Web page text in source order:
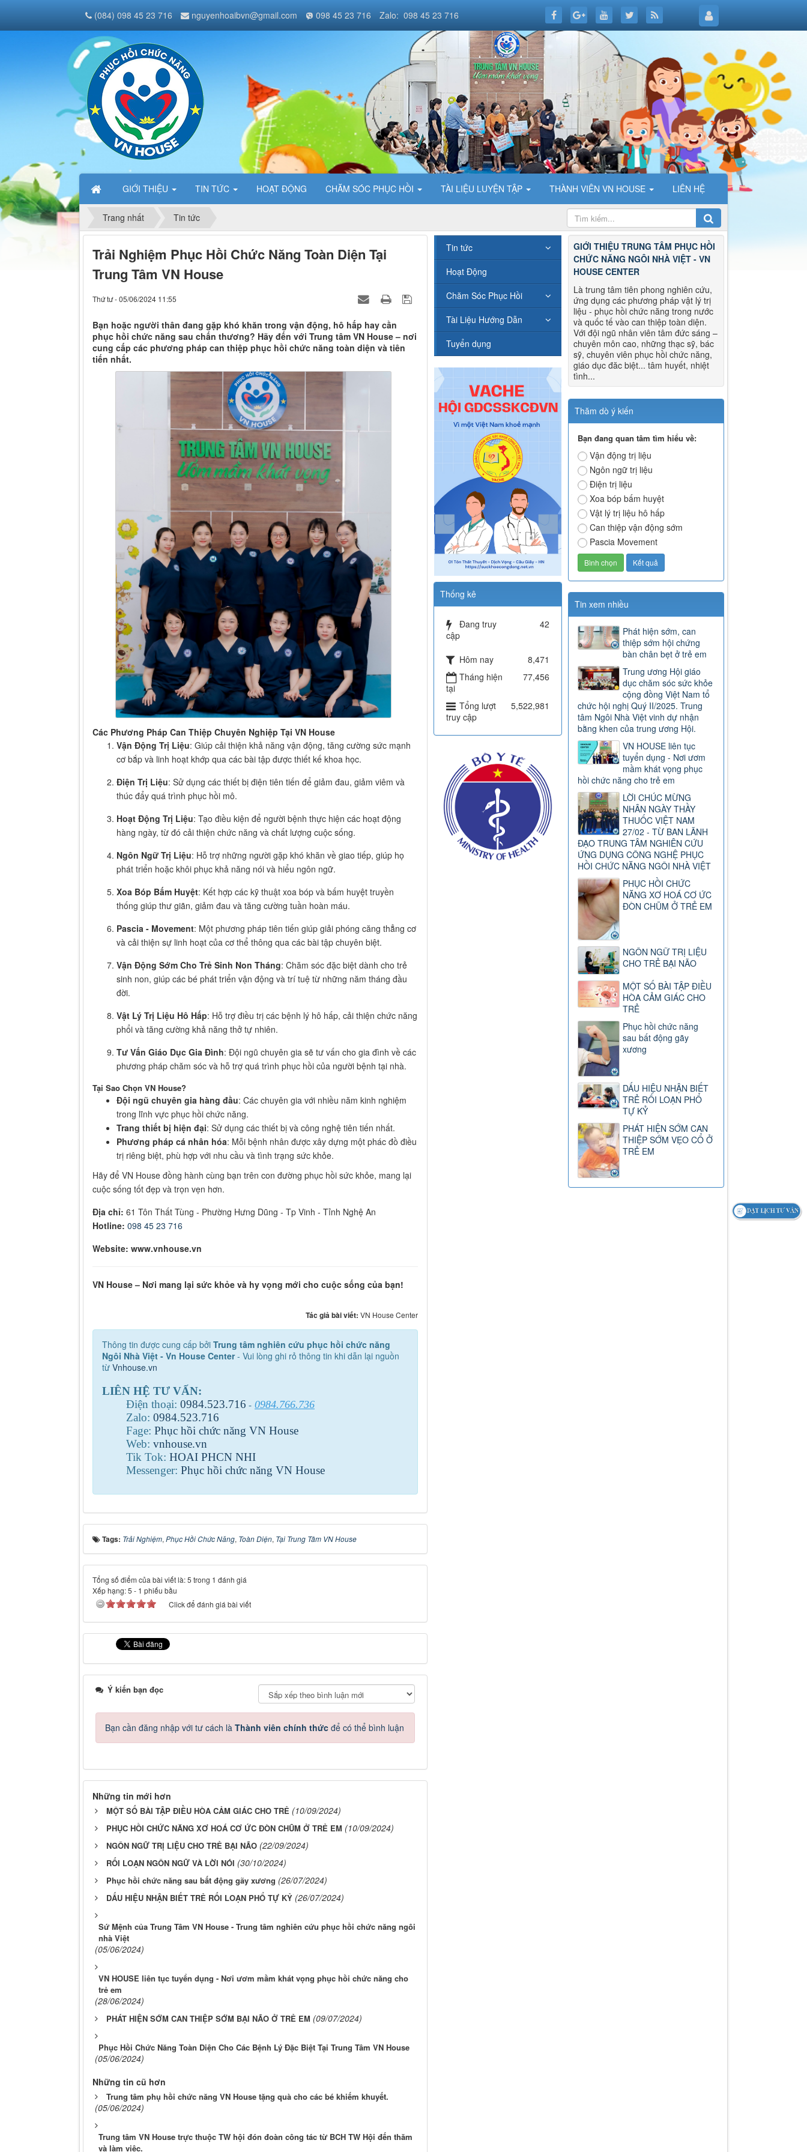
GIỚI THIỆU TIN TỨC HOẠT ĐỘNG CHĂM SÓC PHỤC HỒI TÀI LIỆU LUYỆN TẬP THÀNH VIÊN VN HOUSE LIÊN HỆ
(084) 098 45 23 716 nguyenhoaibvn@gmail.com 098 45 23 716 Zalo: 098 45 23 716
Trang nhất Tin tức
Trải Nghiệm Phục Hồi Chức Năng Toàn Diện Tại
Trung Tâm VN House
Thứ tư - 05/06/2024 11:55
Bạn hoặc người thân đang gặp khó khăn trong vận động, hô hấp hay cần
phục hồi chức năng sau chấn thương? Hãy đến với Trung tâm VN House – nơi
cung cấp các phương pháp can thiệp phục hồi chức năng toàn diện và tiên
tiến nhất.
Các Phương Pháp Can Thiệp Chuyên Nghiệp Tại VN House
Vận Động Trị Liệu: Giúp cải thiện khả năng vận động, tăng cường sức mạnh
cơ bắp và linh hoạt khớp qua các bài tập được thiết kế khoa học.
Điện Trị Liệu: Sử dụng các thiết bị điện tiên tiến để giảm đau, giảm viêm và
thúc đẩy quá trình phục hồi mô.
Hoạt Động Trị Liệu: Tạo điều kiện để người bệnh thực hiện các hoạt động
hàng ngày, từ đó cải thiện chức năng và chất lượng cuộc sống.
Ngôn Ngữ Trị Liệu: Hỗ trợ những người gặp khó khăn về giao tiếp, giúp họ
phát triển hoặc khôi phục khả năng nói và hiểu ngôn ngữ.
Xoa Bóp Bấm Huyệt: Kết hợp các kỹ thuật xoa bóp và bấm huyệt truyền
thống giúp thư giãn, giảm đau và tăng cường tuần hoàn máu.
Pascia - Movement: Một phương pháp tiên tiến giúp giải phóng căng thẳng cơ
và cải thiện sự linh hoạt của cơ thể thông qua các bài tập chuyên biệt.
Vận Động Sớm Cho Trẻ Sinh Non Tháng: Chăm sóc đặc biệt dành cho trẻ
sinh non, giúp các bé phát triển vận động và trí tuệ từ những năm tháng đầu
đời.
Vật Lý Trị Liệu Hô Hấp: Hỗ trợ điều trị các bệnh lý hô hấp, cải thiện chức năng
phổi và tăng cường khả năng thở tự nhiên.
Tư Vấn Giáo Dục Gia Đình: Đội ngũ chuyên gia sẽ tư vấn cho gia đình về các
phương pháp chăm sóc và hỗ trợ quá trình phục hồi của người bệnh tại nhà.
Tại Sao Chọn VN House?
Đội ngũ chuyên gia hàng đầu: Các chuyên gia với nhiều năm kinh nghiệm
trong lĩnh vực phục hồi chức năng.
Trang thiết bị hiện đại: Sử dụng các thiết bị và công nghệ tiên tiến nhất.
Phương pháp cá nhân hóa: Mỗi bệnh nhân được xây dựng một phác đồ điều
trị riêng biệt, phù hợp với nhu cầu và tình trạng sức khỏe.
Hãy để VN House đồng hành cùng bạn trên con đường phục hồi sức khỏe, mang lại
cuộc sống tốt đẹp và trọn vẹn hơn.
Địa chỉ: 61 Tôn Thất Tùng - Phường Hưng Dũng - Tp Vinh - Tỉnh Nghệ An
Hotline: 098 45 23 716
Website: www.vnhouse.vn
VN House – Nơi mang lại sức khỏe và hy vọng mới cho cuộc sống của bạn!
Tác giả bài viết: VN House Center
Thông tin được cung cấp bởi Trung tâm nghiên cứu phục hồi chức năng
Ngôi Nhà Việt - Vn House Center- Vui lòng ghi rỏ thông tin khi dẫn lại nguồn
từ Vnhouse.vn
LIÊN HỆ TƯ VẤN:
Điện thoại: 0984.523.716 - 0984.766.736
Zalo: 0984.523.716
Fage: Phục hồi chức năng VN House
Web: vnhouse.vn
Tik Tok: HOAI PHCN NHI
Messenger: Phục hồi chức năng VN House
Tags: Trải Nghiệm,Phục Hồi Chức Năng, Toàn Diện, Tại Trung Tâm VN House
Tổng số điểm của bài viết là: 5 trong 1 đánh giá
Xếp hạng:5 - 1 phiếu bầu
Click để đánh giá bài viết
Ý kiến bạn đọc
Bạn cần đăng nhập với tư cách là Thành viên chính thức để có thể bình luận
Những tin mới hơn
MỘT SỐ BÀI TẬP ĐIỀU HÒA CẢM GIÁC CHO TRẺ (10/09/2024)
PHỤC HỒI CHỨC NĂNG XƠ HOÁ CƠ ỨC ĐÒN CHŨM Ở TRẺ EM (10/09/2024)
NGÔN NGỮ TRỊ LIỆU CHO TRẺ BẠI NÃO (22/09/2024)
RỐI LOẠN NGÔN NGỮ VÀ LỜI NÓI (30/10/2024)
Phục hồi chức năng sau bất động gãy xương (26/07/2024)
DẤU HIỆU NHẬN BIẾT TRẺ RỐI LOẠN PHỔ TỰ KỶ (26/07/2024)
Sứ Mệnh của Trung Tâm VN House - Trung tâm nghiên cứu phục hồi chức năng ngôi
nhà Việt
(05/06/2024)
VN HOUSE liên tục tuyển dụng - Nơi ươm mầm khát vọng phục hồi chức năng cho
trẻ em
(28/06/2024)
PHÁT HIỆN SỚM CAN THIỆP SỚM BẠI NÃO Ở TRẺ EM (09/07/2024)
Phục Hồi Chức Năng Toàn Diện Cho Các Bệnh Lý Đặc Biệt Tại Trung Tâm VN House
(05/06/2024)
Những tin cũ hơn
Trung tâm phụ hồi chức năng VN House tặng quà cho các bé khiếm khuyết.
(05/06/2024)
Trung tâm VN House trực thuộc TW hội đón đoàn công tác từ BCH TW Hội đến thăm
và làm việc.
GIỚI THIỆU TRUNG TÂM PHỤC HỒI
CHỨC NĂNG NGÔI NHÀ VIỆT - VN
HOUSE CENTER
Là trung tâm tiên phong nghiên cứu,
ứng dụng các phương pháp vật lý trị
liệu - phục hồi chức năng trong nước
và quốc tế vào can thiệp toàn diện.
Với đội ngũ nhân viên tâm đức sáng –
chuyên môn cao, những thạc sỹ, bác
sỹ, chuyên viên phục hồi chức năng,
giáo dục đăc biệt... tâm huyết, nhiệt
tình...
Thăm dò ý kiến
Bạn đang quan tâm tìm hiểu về:
Vận động trị liệu
Ngôn ngữ trị liệu
Điện trị liệu
Xoa bóp bấm huyệt
Vật lý trị liệu hô hấp
Can thiệp vận động sớm
Pascia Movement
Tin xem nhiều
Phát hiện sớm, can
thiệp sớm hội chứng
bàn chân bẹt ở trẻ em
Trung ương Hội giáo
dục chăm sóc sức khỏe
cộng đồng Việt Nam tổ
chức hội nghị Quý II/2025. Trung
tâm Ngôi Nhà Việt vinh dự nhận
bằng khen của trung ương Hội.
VN HOUSE liên tục
tuyển dụng - Nơi ươm
mầm khát vọng phục
hồi chức năng cho trẻ em
LỜI CHÚC MỪNG
NHÂN NGÀY THẦY
THUỐC VIỆT NAM
27/02 - TỪ BAN LÃNH
ĐẠO TRUNG TÂM NGHIÊN CỨU
ỨNG DỤNG CÔNG NGHỆ PHỤC
HỒI CHỨC NĂNG NGÔI NHÀ VIỆT
PHỤC HỒI CHỨC
NĂNG XƠ HOÁ CƠ ỨC
ĐÒN CHŨM Ở TRẺ EM
NGÔN NGỮ TRỊ LIỆU
CHO TRẺ BẠI NÃO
MỘT SỐ BÀI TẬP ĐIỀU
HÒA CẢM GIÁC CHO
TRẺ
Phục hồi chức năng
sau bất động gãy
xương
DẤU HIỆU NHẬN BIẾT
TRẺ RỐI LOẠN PHỔ
TỰ KỶ
PHÁT HIỆN SỚM CAN
THIỆP SỚM VẸO CỔ Ở
TRẺ EM
Tin tức
Hoạt Động
Chăm Sóc Phục Hồi
Tài Liệu Hướng Dẫn
Tuyển dụng
Thống kê
Đang truy
cập
42
Hôm nay
8,471
Tháng hiện
tại
77,456
Tổng lượt
truy cập
5,522,981